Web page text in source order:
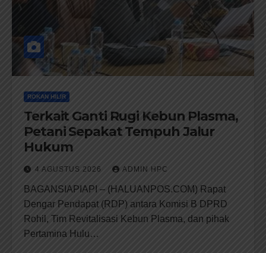
ROKAN HILIR
Terkait Ganti Rugi Kebun Plasma,
Petani Sepakat Tempuh Jalur
Hukum
4 AGUSTUS 2026 ADMIN HPC
BAGANSIAPIAPI – (HALUANPOS.COM) Rapat
Dengar Pendapat (RDP) antara Komisi B DPRD
Rohil, Tim Revitalisasi Kebun Plasma, dan pihak
Pertamina Hulu…